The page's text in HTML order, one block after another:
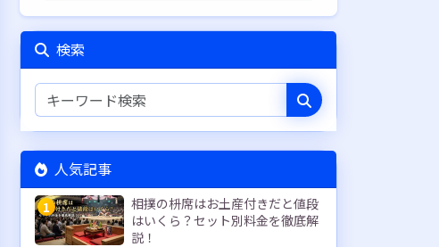
検索
人気記事
1
相撲の枡席はお土産付きだと値段
はいくら？セット別料金を徹底解
説！